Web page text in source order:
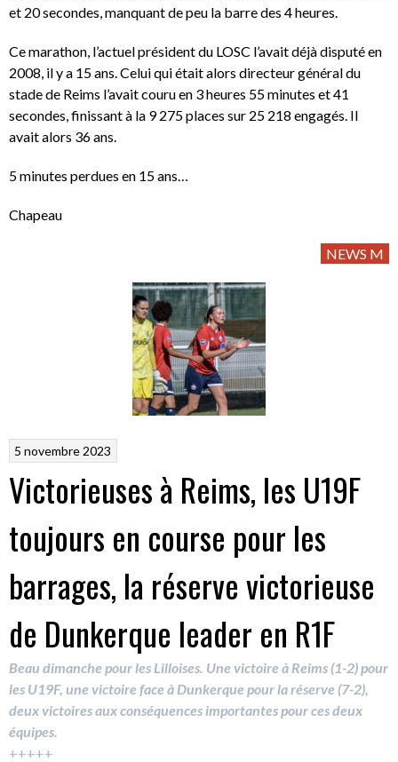
et 20 secondes, manquant de peu la barre des 4 heures.
Ce marathon, l’actuel président du LOSC l’avait déjà disputé en
2008, il y a 15 ans. Celui qui était alors directeur général du
stade de Reims l’avait couru en 3 heures 55 minutes et 41
secondes, finissant à la 9 275 places sur 25 218 engagés. Il
avait alors 36 ans.
5 minutes perdues en 15 ans…
Chapeau
NEWS M
5 novembre 2023
Victorieuses à Reims, les U19F
toujours en course pour les
barrages, la réserve victorieuse
de Dunkerque leader en R1F
Beau dimanche pour les Lilloises. Une victoire à Reims (1-2) pour
les U19F, une victoire face à Dunkerque pour la réserve (7-2),
deux victoires aux conséquences importantes pour ces deux
équipes.
+++++